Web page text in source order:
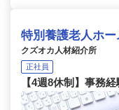
特別養護老人ホ
クズオカ人材紹介所
正社員
【4週8休制】事務